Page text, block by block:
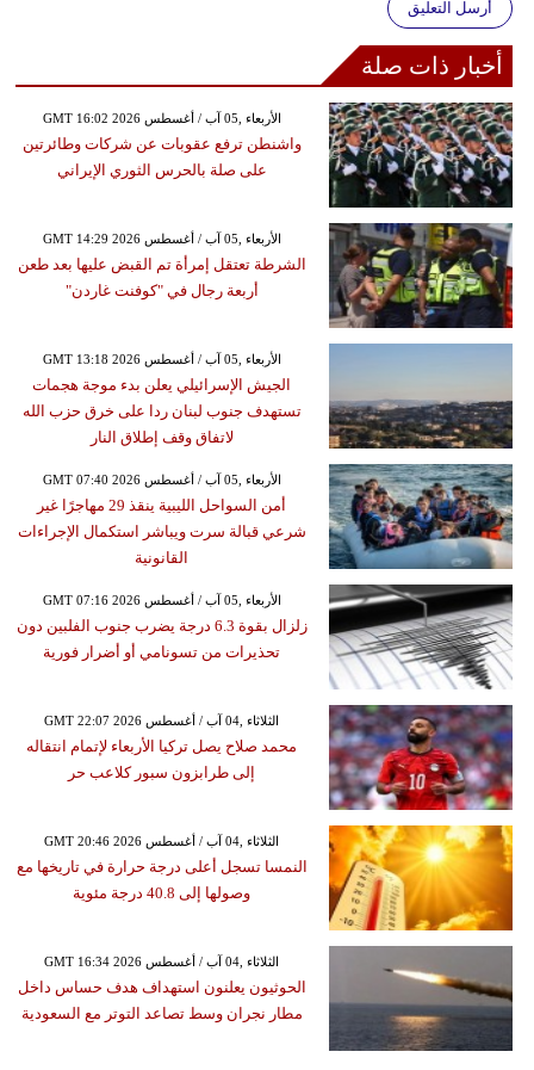
أرسل التعليق
أخبار ذات صلة
GMT 16:02 2026 الأربعاء ,05 آب / أغسطس
واشنطن ترفع عقوبات عن شركات وطائرتين
على صلة بالحرس الثوري الإيراني
GMT 14:29 2026 الأربعاء ,05 آب / أغسطس
الشرطة تعتقل إمرأة تم القبض عليها بعد طعن
أربعة رجال في "كوفنت غاردن"
GMT 13:18 2026 الأربعاء ,05 آب / أغسطس
الجيش الإسرائيلي يعلن بدء موجة هجمات
تستهدف جنوب لبنان ردا على خرق حزب الله
لاتفاق وقف إطلاق النار
GMT 07:40 2026 الأربعاء ,05 آب / أغسطس
أمن السواحل الليبية ينقذ 29 مهاجرًا غير
شرعي قبالة سرت ويباشر استكمال الإجراءات
القانونية
GMT 07:16 2026 الأربعاء ,05 آب / أغسطس
زلزال بقوة 6.3 درجة يضرب جنوب الفلبين دون
تحذيرات من تسونامي أو أضرار فورية
GMT 22:07 2026 الثلاثاء ,04 آب / أغسطس
محمد صلاح يصل تركيا الأربعاء لإتمام انتقاله
إلى طرابزون سبور كلاعب حر
GMT 20:46 2026 الثلاثاء ,04 آب / أغسطس
النمسا تسجل أعلى درجة حرارة في تاريخها مع
وصولها إلى 40.8 درجة مئوية
GMT 16:34 2026 الثلاثاء ,04 آب / أغسطس
الحوثيون يعلنون استهداف هدف حساس داخل
مطار نجران وسط تصاعد التوتر مع السعودية